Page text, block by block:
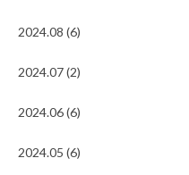
2024.08 (6)
2024.07 (2)
2024.06 (6)
2024.05 (6)